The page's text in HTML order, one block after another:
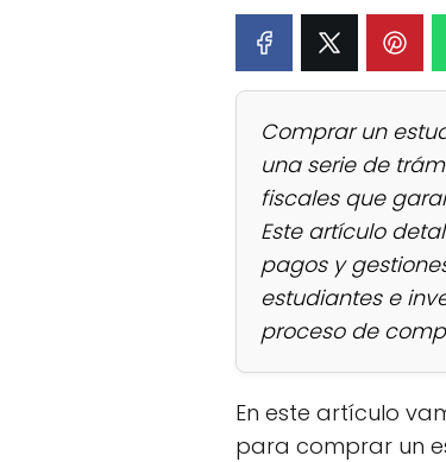
Comprar un
una serie de
fiscales que
Este artículo
pagos y
estudiantes e
proceso de
En este artículo
para comprar un